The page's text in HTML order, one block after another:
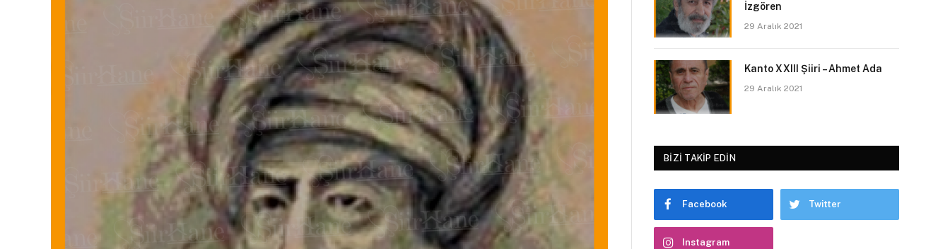
İzgören
29 Aralık 2021
Kanto XXIII Şiiri – Ahmet Ada
29 Aralık 2021
BIZI TAKIP EDIN
Facebook Twitter
Instagram